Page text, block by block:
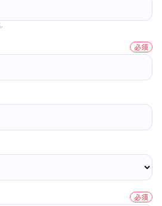
必須
必須